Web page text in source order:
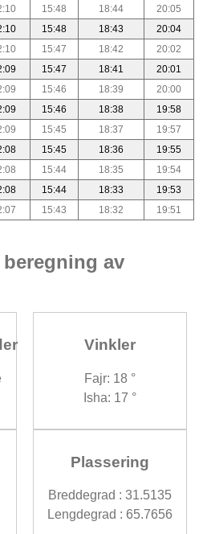
15:48 18:44
20:05
15:48 18:43
20:04
15:47 18:42
20:02
15:47 18:41
20:01
15:46 18:39
20:00
15:46 18:38
19:58
15:45 18:37
19:57
15:45 18:36
19:55
15:44 18:35
19:54
15:44 18:33
19:53
15:43 18:32 19:51
av
Vinkler
Fajr: 18 °
Isha: 17 °
Plassering
Breddegrad : 31.5135
Lengdegrad : 65.7656